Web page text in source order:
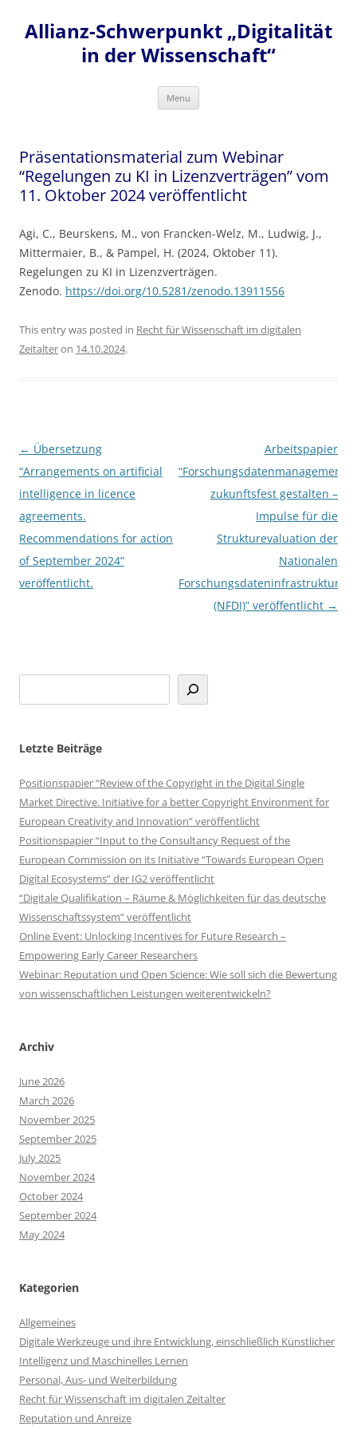
content
Allianz-Schwerpunkt „Digitalität
in der Wissenschaft“
Menu
Präsentationsmaterial zum Webinar
“Regelungen zu KI in Lizenzverträgen” vom
11. Oktober 2024 veröffentlicht
Agi, C., Beurskens, M., von Francken-Welz, M., Ludwig, J.,
Mittermaier, B., & Pampel, H. (2024, Oktober 11).
Regelungen zu KI in Lizenzverträgen.
Zenodo. https://doi.org/10.5281/zenodo.13911556
This entry was posted in Recht für Wissenschaft im digitalen
Zeitalteron 14.10.2024.
Post
navigation
← Übersetzung
“Arrangements on artificial
intelligence in licence
agreements.
Recommendations for action
of September 2024”
veröffentlicht.
Arbeitspapier
“Forschungsdatenmanagement
zukunftsfest gestalten –
Impulse für die
Strukturevaluation der
Nationalen
Forschungsdateninfrastruktur
(NFDI)” veröffentlicht →
Letzte Beiträge
Positionspapier “Review of the Copyright in the Digital Single
Market Directive. Initiative for a better Copyright Environment for
European Creativity and Innovation” veröffentlicht
Positionspapier “Input to the Consultancy Request of the
European Commission on its Initiative “Towards European Open
Digital Ecosystems” der IG2 veröffentlicht
“Digitale Qualifikation – Räume & Möglichkeiten für das deutsche
Wissenschaftssystem” veröffentlicht
Online Event: Unlocking Incentives for Future Research –
Empowering Early Career Researchers
Webinar: Reputation und Open Science: Wie soll sich die Bewertung
von wissenschaftlichen Leistungen weiterentwickeln?
Archiv
June 2026
March 2026
November 2025
September 2025
July 2025
November 2024
October 2024
September 2024
May 2024
Kategorien
Allgemeines
Digitale Werkzeuge und ihre Entwicklung, einschließlich Künstlicher
Intelligenz und Maschinelles Lernen
Personal, Aus- und Weiterbildung
Recht für Wissenschaft im digitalen Zeitalter
Reputation und Anreize